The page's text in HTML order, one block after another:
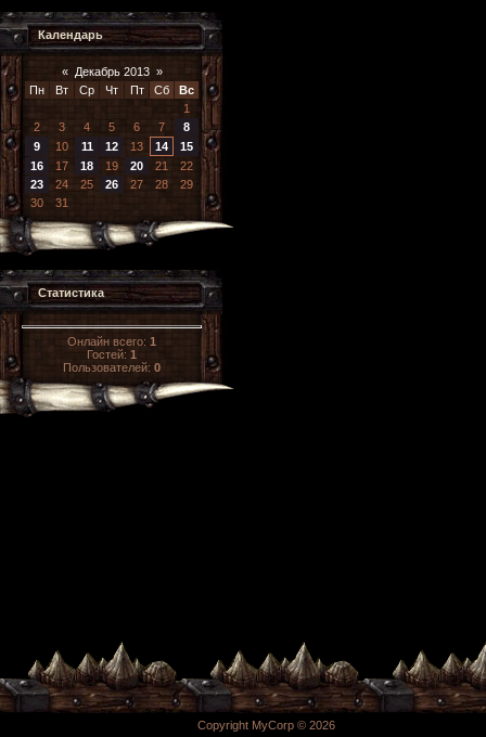
Календарь
« Декабрь 2013 »
Пн
Вт Ср Чт Пт Сб
Вс
1
2
3 4 5 6 7
8
9
10 11 12 13 14
15
16
17 18 19 20 21
22
23
24 25 26 27 28
29
30
31
Статистика
Онлайн всего: 1
Гостей: 1
Пользователей: 0
Copyright MyCorp © 2026